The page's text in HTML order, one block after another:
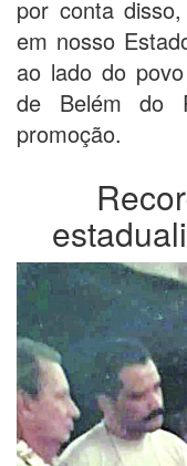
por conta
em nosso
ao lado do
de Belém do
promoção.